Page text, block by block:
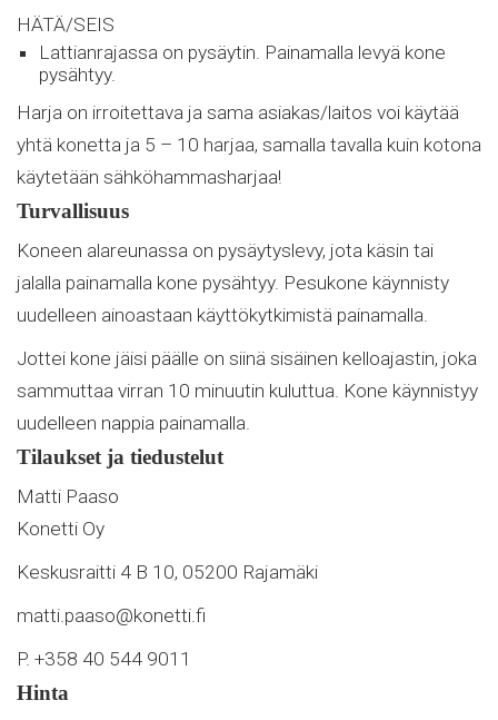
HÄTÄ/SEIS
Lattianrajassa on pysäytin. Painamalla levyä kone
pysähtyy.
Harja on irroitettava ja sama asiakas/laitos voi käytää
yhtä konetta ja 5 – 10 harjaa, samalla tavalla kuin kotona
käytetään sähköhammasharjaa!
Turvallisuus
Koneen alareunassa on pysäytyslevy, jota käsin tai
jalalla painamalla kone pysähtyy. Pesukone käynnisty
uudelleen ainoastaan käyttökytkimistä painamalla.
Jottei kone jäisi päälle on siinä sisäinen kelloajastin, joka
sammuttaa virran 10 minuutin kuluttua. Kone käynnistyy
uudelleen nappia painamalla.
Tilaukset ja tiedustelut
Matti Paaso
Konetti Oy
Keskusraitti 4 B 10, 05200 Rajamäki
matti.paaso@konetti.fi
P. +358 40 544 9011
Hinta